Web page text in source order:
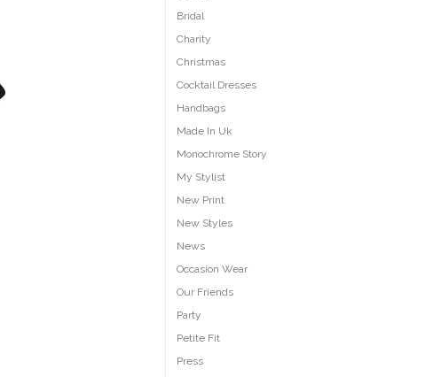
Bridal
Charity
Christmas
Cocktail Dresses
Handbags
Made In Uk
Monochrome Story
My Stylist
New Print
New Styles
News
Occasion Wear
Our Friends
Party
Petite Fit
Press